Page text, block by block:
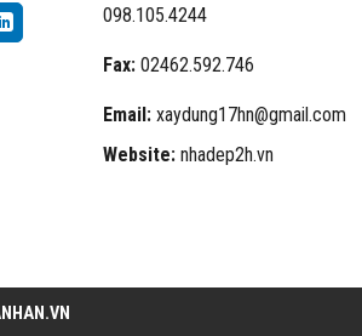
098.105.4244
Fax:02462.592.746
Email:xaydung17hn@gmail.com
Website:nhadep2h.vn